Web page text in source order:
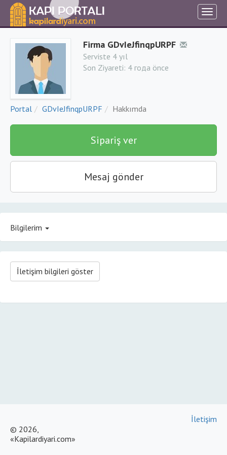
Firma GDvIeJfinqpURPF
Serviste 4 yıl
Son Ziyareti: 4 года önce
Portal GDvIeJfinqpURPF Hakkımda
Sipariş ver
Mesaj gönder
Bilgilerim
İletişim bilgileri göster
© 2026,
«Kapilardiyari.com»
İletişim